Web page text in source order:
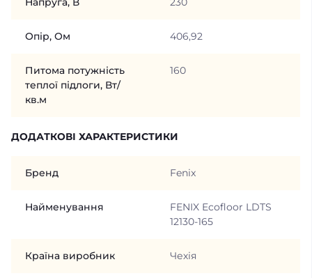
Опір, Ом 406,92
Питома потужність
теплої підлоги, Вт/
кв.м
160
ДОДАТКОВІ ХАРАКТЕРИСТИКИ
Бренд Fenix
Найменування
FENIX Ecofloor LDTS
12130-165
Країна виробник Чехія